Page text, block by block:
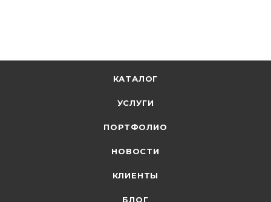
КАТАЛОГ
УСЛУГИ
ПОРТФОЛИО
НОВОСТИ
КЛИЕНТЫ
БЛОГ